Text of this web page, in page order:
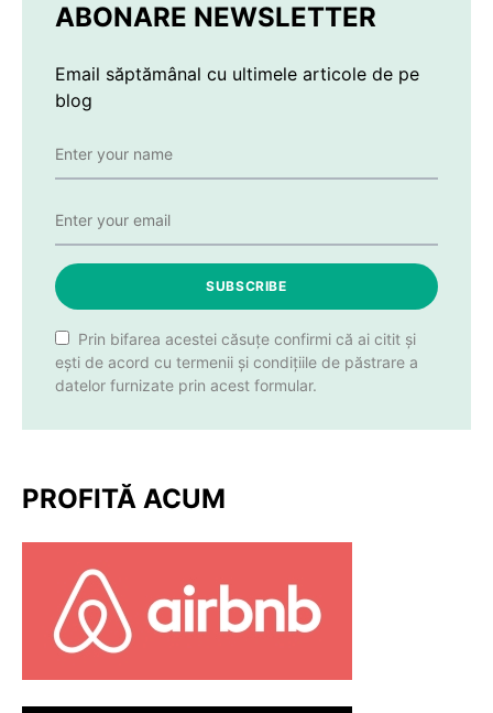
ABONARE NEWSLETTER
Email săptămânal cu ultimele articole de pe
blog
SUBSCRIBE
Prin bifarea acestei căsuțe confirmi că ai citit și
ești de acord cu termenii și condițiile de păstrare a
datelor furnizate prin acest formular.
PROFITĂ ACUM